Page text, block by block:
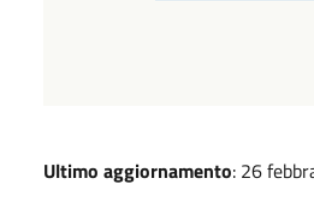
Ultimo aggiornamento: 26